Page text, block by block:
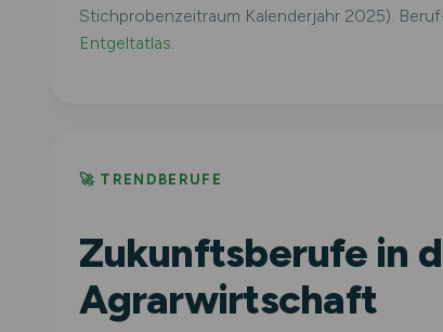
Stichprobenzeitraum Kalenderjahr 2025).
Entgeltatlas.
🚀 TRENDBERUFE
Zukunftsberufe in
Agrarwirtschaft